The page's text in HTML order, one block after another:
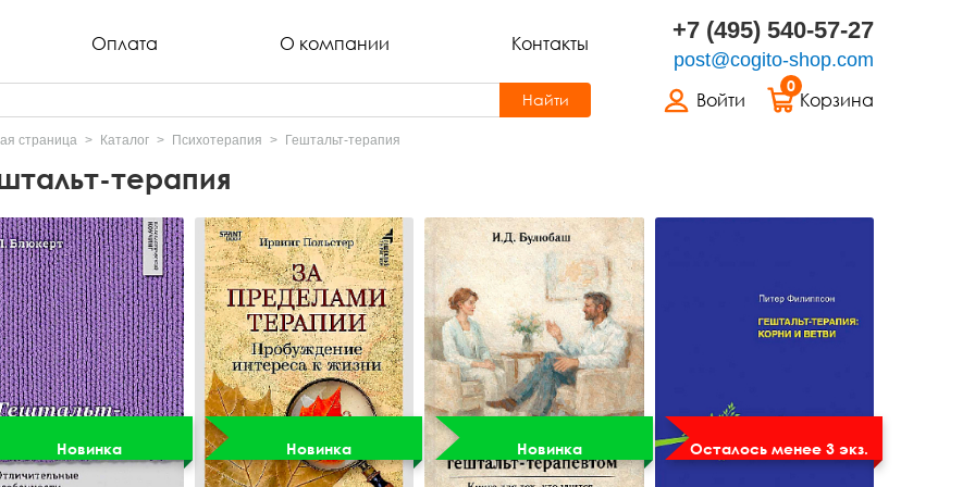
Оплата О компании Контакты +7 (495) 540-57-27
post@cogito-shop.com
Войти
0
Корзина
Найти
страница Каталог Психотерапия Гештальт-терапия
терапия
Новинка Новинка Новинка Осталось менее 3 экз.